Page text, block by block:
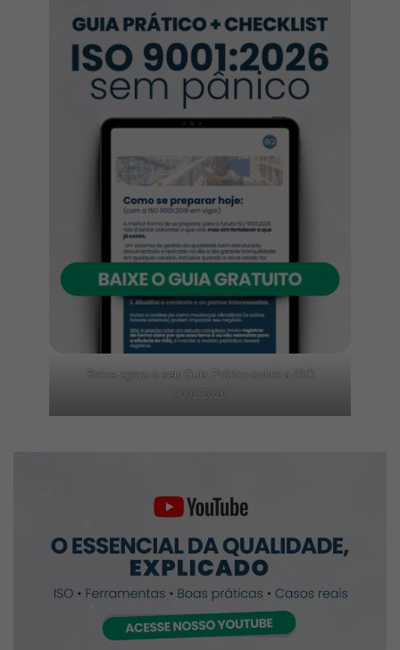
Baixe agora o seu Guia Prático sobre a ISO
9001:2026